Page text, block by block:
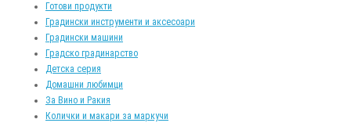
Готови продукти
Градински инструменти и аксесоари
Градински машини
Градско градинарство
Детска серия
Домашни любимци
За Вино и Ракия
Колички и макари за маркучи